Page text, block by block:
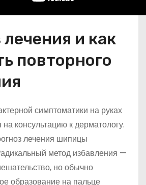
и как
повторного
симптоматики на руках
консультацию к дерматологу.
лечения шипицы
метод избавления —
но обычно
образование на пальце